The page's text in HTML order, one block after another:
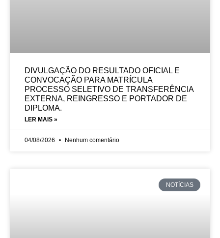
DIVULGAÇÃO DO RESULTADO OFICIAL E
CONVOCAÇÃO PARA MATRÍCULA
PROCESSO SELETIVO DE TRANSFERÊNCIA
EXTERNA, REINGRESSO E PORTADOR DE
DIPLOMA.
LER MAIS »
04/08/2026 Nenhum comentário
NOTÍCIAS